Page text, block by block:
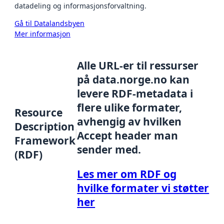
datadeling og informasjonsforvaltning.
Gå til Datalandsbyen
Mer informasjon
Resource
Description
Framework
(RDF)
Alle URL-er til ressurser
på data.norge.no kan
levere RDF-metadata i
flere ulike formater,
avhengig av hvilken
Accept header man
sender med.
Les mer om RDF og
hvilke formater vi støtter
her